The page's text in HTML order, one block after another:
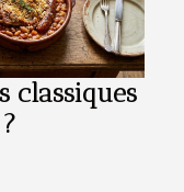
classiques